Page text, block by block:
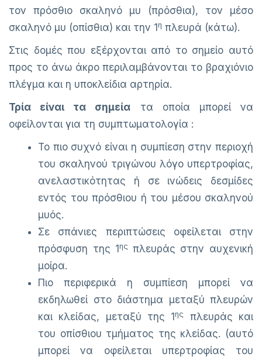
τον πρόσθιο σκαληνό μυ (πρόσθια), τον μέσο
σκαληνό μυ (οπίσθια) και την 1 η πλευρά (κάτω).
Στις δομές που εξέρχονται από το σημείο αυτό
προς το άνω άκρο περιλαμβάνονται το βραχιόνιο
πλέγμα και η υποκλείδια αρτηρία.
Τρία είναι τα σημεία τα οποία μπορεί να
οφείλονται για τη συμπτωματολογία :
Το πιο συχνό είναι η συμπίεση στην περιοχή
του σκαληνού τριγώνου λόγο υπερτροφίας,
ανελαστικότητας ή σε ινώδεις δεσμίδες
εντός του πρόσθιου ή του μέσου σκαληνού
μυός.
Σε σπάνιες περιπτώσεις οφείλεται στην
πρόσφυση της 1ης πλευράς στην αυχενική
μοίρα.
Πιο περιφερικά η συμπίεση μπορεί να
εκδηλωθεί στο διάστημα μεταξύ πλευρών
και κλείδας, μεταξύ της 1ης
πλευράς και
του οπίσθιου τμήματος της κλείδας. (αυτό
μπορεί να οφείλεται υπερτροφίας του